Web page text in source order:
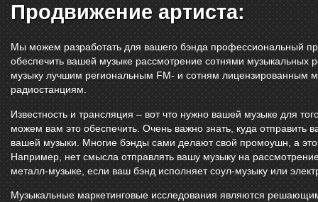
Продвижение артиста:
Мы можем разработать для вашего бэнда профессиональный
обеспечить вашей музыке рассмотрение сотнями музыкальных
музыку лучшим региональным FM- и сотням лицензированным
радиостанциям.
Известность и трансляция – вот что нужно вашей музыке для
можем вам это обеспечить. Очень важно знать, куда отправить
вашей музыки. Многие бэнды сами делают свой промоушн, а
Например, нет смысла отправлять вашу музыку на
металл-музыке, если ваш бэнд исполняет соул-музыку или
Музыкальные маркетинговые исследования являются